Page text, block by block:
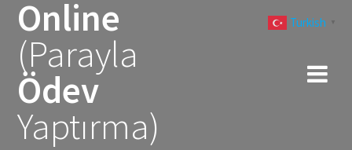
Online
(Parayla
Ödev
Yaptırma)
Turkish ▼